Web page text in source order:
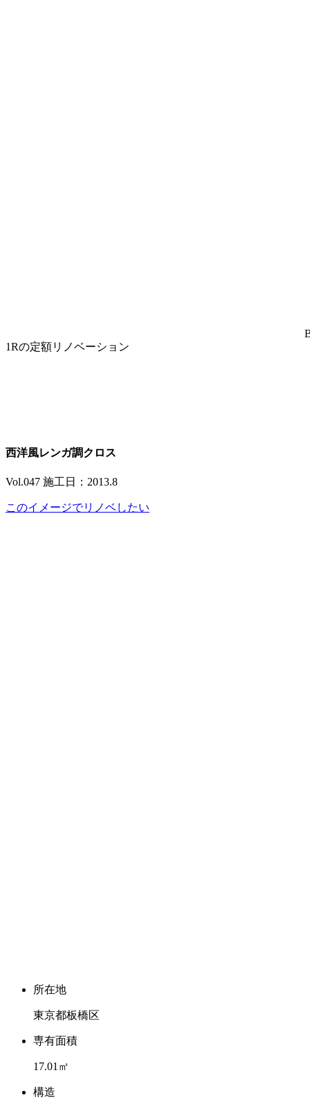
1Rの定額リノベーション
西洋風レンガ調クロス
Vol.047 施工日：2013.8
このイメージでリノベしたい
所在地
東京都板橋区
専有面積
17.01㎡
構造